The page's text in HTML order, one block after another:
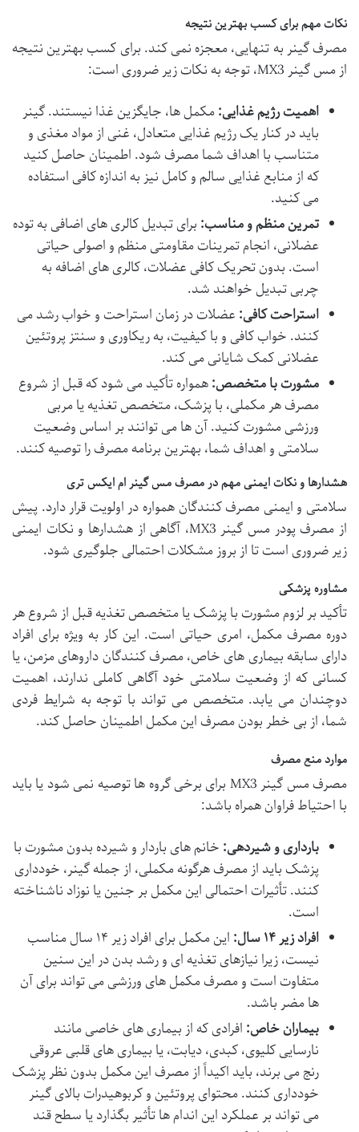
نکات مهم برای کسب بهترین نتیجه
مصرف گینر به تنهایی، معجزه نمی کند. برای کسب بهترین نتیجه
از مس گینر MX3، توجه به نکات زیر ضروری است:
اهمیت رژیم غذایی:مکمل ها، جایگزین غذا نیستند. گینر
باید در کنار یک رژیم غذایی متعادل، غنی از مواد مغذی و
متناسب با اهداف شما مصرف شود. اطمینان حاصل کنید
که از منابع غذایی سالم و کامل نیز به اندازه کافی استفاده
می کنید.
تمرین منظم و مناسب: برای تبدیل کالری های اضافی به توده
عضلانی، انجام تمرینات مقاومتی منظم و اصولی حیاتی
است. بدون تحریک کافی عضلات، کالری های اضافه به
چربی تبدیل خواهند شد.
استراحت کافی: عضلات در زمان استراحت و خواب رشد می
کنند. خواب کافی و با کیفیت، به ریکاوری و سنتز پروتئین
عضلانی کمک شایانی می کند.
مشورت با متخصص:همواره تأکید می شود که قبل از شروع
مصرف هر مکملی، با پزشک، متخصص تغذیه یا مربی
ورزشی مشورت کنید. آن ها می توانند بر اساس وضعیت
سلامتی و اهداف شما، بهترین برنامه مصرف را توصیه کنند.
هشدارها و نکات ایمنی مهم در مصرف مس گینر ام ایکس تری
سلامتی و ایمنی مصرف کنندگان همواره در اولویت قرار دارد. پیش
از مصرف پودر مس گینر MX3، آگاهی از هشدارها و نکات ایمنی
زیر ضروری است تا از بروز مشکلات احتمالی جلوگیری شود.
مشاوره پزشکی
تأکید بر لزوم مشورت با پزشک یا متخصص تغذیه قبل از شروع هر
دوره مصرف مکمل، امری حیاتی است. این کار به ویژه برای افراد
دارای سابقه بیماری های خاص، مصرف کنندگان داروهای مزمن، یا
کسانی که از وضعیت سلامتی خود آگاهی کاملی ندارند، اهمیت
دوچندان می یابد. متخصص می تواند با توجه به شرایط فردی
شما، از بی خطر بودن مصرف این مکمل اطمینان حاصل کند.
موارد منع مصرف
مصرف مس گینر MX3 برای برخی گروه ها توصیه نمی شود یا باید
با احتیاط فراوان همراه باشد:
بارداری و شیردهی: خانم های باردار و شیرده بدون مشورت با
پزشک باید از مصرف هرگونه مکملی، از جمله گینر، خودداری
کنند. تأثیرات احتمالی این مکمل بر جنین یا نوزاد ناشناخته
است.
افراد زیر ۱۴ سال:
این مکمل برای افراد زیر ۱۴ سال مناسب
نیست، زیرا نیازهای تغذیه ای و رشد بدن در این سنین
متفاوت است و مصرف مکمل های ورزشی می تواند برای آن
ها مضر باشد.
بیماران خاص: افرادی که از بیماری های خاصی مانند
نارسایی کلیوی، کبدی، دیابت، یا بیماری های قلبی عروقی
رنج می برند، باید اکیداً از مصرف این مکمل بدون نظر پزشک
خودداری کنند. محتوای پروتئین و کربوهیدرات بالای گینر
می تواند بر عملکرد این اندام ها تأثیر بگذارد یا سطح قند